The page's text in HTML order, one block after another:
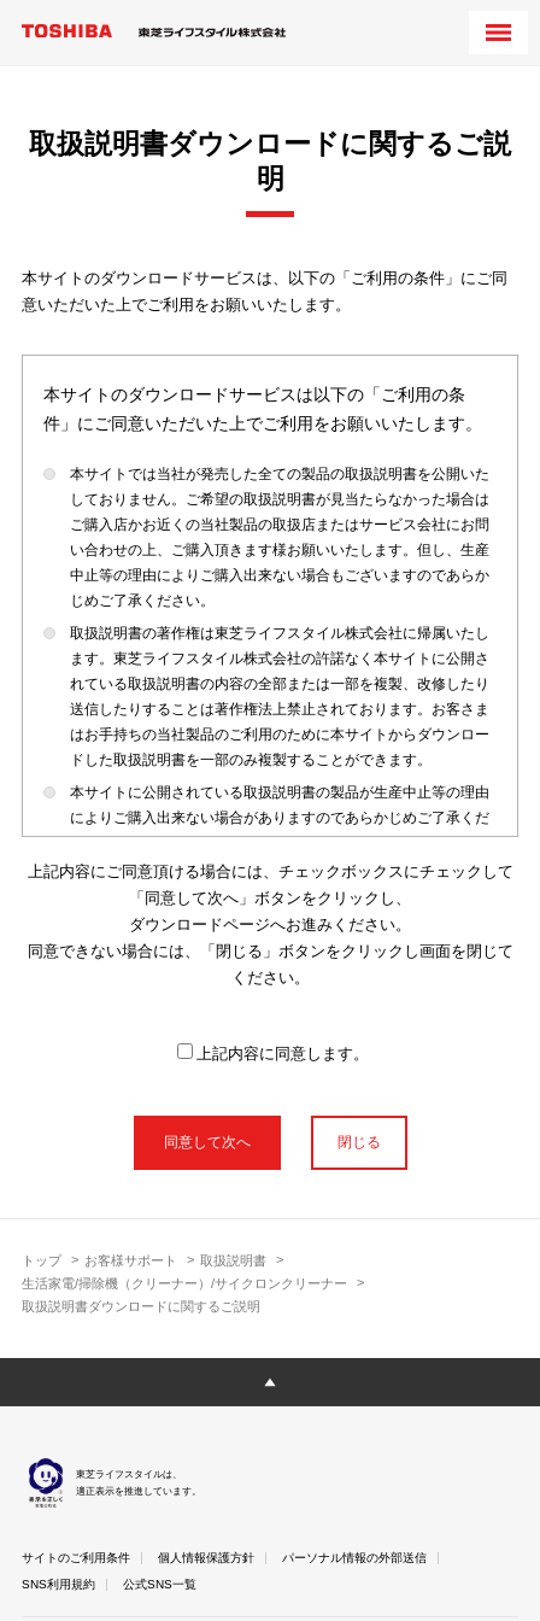
トップ お客様サポート
取扱説明書
生活家電/掃除機（クリーナー）/サイクロンクリーナー
取扱説明書ダウンロードに関するご説明
取扱説明書ダウンロードに関するご説
明
本サイトのダウンロードサービスは、以下の「ご利用の条件」にご同
意いただいた上でご利用をお願いいたします。
本サイトのダウンロードサービスは以下の「ご利用の条
件」にご同意いただいた上でご利用をお願いいたします。
本サイトでは当社が発売した全ての製品の取扱説明書を公開いた
しておりません。ご希望の取扱説明書が見当たらなかった場合は
ご購入店かお近くの当社製品の取扱店またはサービス会社にお問
い合わせの上、ご購入頂きます様お願いいたします。但し、生産
中止等の理由によりご購入出来ない場合もございますのであらか
じめご了承ください。
取扱説明書の著作権は東芝ライフスタイル株式会社に帰属いたし
ます。東芝ライフスタイル株式会社の許諾なく本サイトに公開さ
れている取扱説明書の内容の全部または一部を複製、改修したり
送信したりすることは著作権法上禁止されております。お客さま
はお手持ちの当社製品のご利用のために本サイトからダウンロー
ドした取扱説明書を一部のみ複製することができます。
本サイトに公開されている取扱説明書の製品が生産中止等の理由
によりご購入出来ない場合がありますのであらかじめご了承くだ
本サイトに公開されている取扱説明書は、製品が発売された時点
のものを掲載しております。従いまして本サイトに掲載されてい
る取扱説明書の記載内容とお客さまがお持ちの製品の仕様がその
後のマイナーチェンジ等で変更になる場合がございます。本サイ
トに公開されている取扱説明書の内容とお手持ちの製品の仕様に
使用上のご注意や安全上のご注意、また測定基準や数値等は取扱
説明書が作成された時点での基準に応じた内容となっております
明書以外の印刷物が同梱されている場合がありますが、本サイト
ではそれらを全て公開しておりませんのであらかじめご了承くだ
さい。
ございますのであらかじめご了承ください。
のであらかじめご了承ください。
上記内容にご同意頂ける場合には、チェックボックスにチェックして
「同意して次へ」ボタンをクリックし、
ダウンロードページへお進みください。
同意できない場合には、「閉じる」ボタンをクリックし画面を閉じて
ください。
上記内容に同意します。
閉じる
東芝ライフスタイルは、
適正表示を推進しています。
サイトのご利用条件 個人情報保護方針
パーソナル情報の外部送信
SNS利用規約
公式SNS一覧